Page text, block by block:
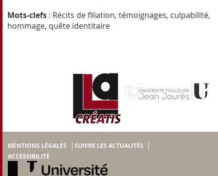
Mots-clefs : Récits de filiation, témoignages, culpabilité,
hommage, quête identitaire
MENTIONS LÉGALES
SUIVRE LES ACTUALITÉS
ACCESSIBILITÉ